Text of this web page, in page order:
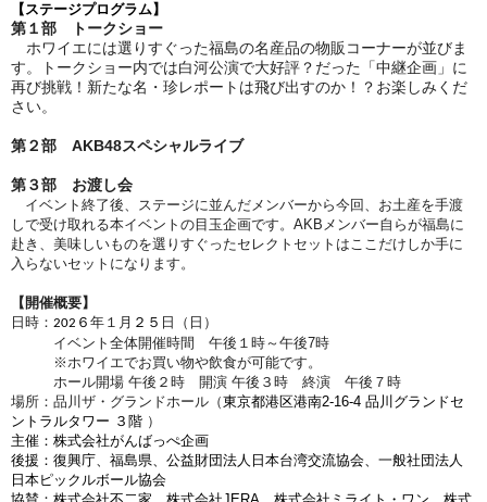
【ステージプログラム】
第１部 トークショー
ホワイエには選りすぐった福島の名産品の物販コーナーが並びま
す。トークショー内では白河公演で大好評？だった「中継企画」に
再び挑戦！新たな名・珍レポートは飛び出すのか！？お楽しみくだ
さい。
第２部 AKB48スペシャルライブ
第３部 お渡し会
イベント終了後、ステージに並んだメンバーから今回、お土産を手渡
しで受け取れる本イベントの目玉企画です。AKBメンバー自らが福島に
赴き、美味しいものを選りすぐったセレクトセットはここだけしか手に
入らないセットになります。
【開催概要】
日時： 202６ 年１月 ２５ 日（日 ）
イベント全体開催時間 午後１時～午後7時
※ホワイエでお買い物や飲食が可能です。
ホール開場 午後２時 開演 午後３時 終演 午後７時
場所：品川ザ・グランドホール（東京都港区港南2-16-4 品川グランドセ
ントラルタワー ３階 ）
主催：株式会社がんばっぺ企画
後援：復興庁、福島県、公益財団法人日本台湾交流協会、一般社団法人
日本ピックルボール協会